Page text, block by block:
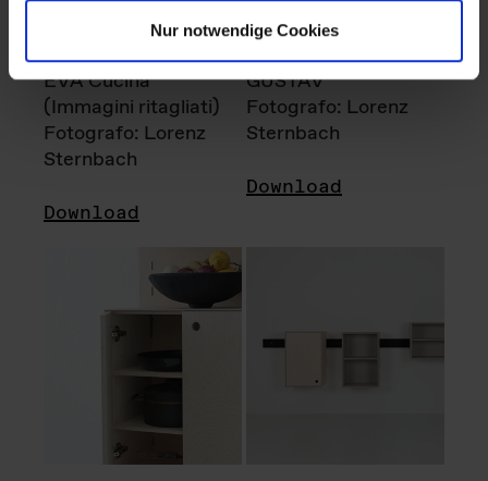
Nur notwendige Cookies
EVA Cucina
(Immagini ritagliati)
Fotografo: Lorenz
Sternbach
Download
GUSTAV
Fotografo: Lorenz
Sternbach
Download